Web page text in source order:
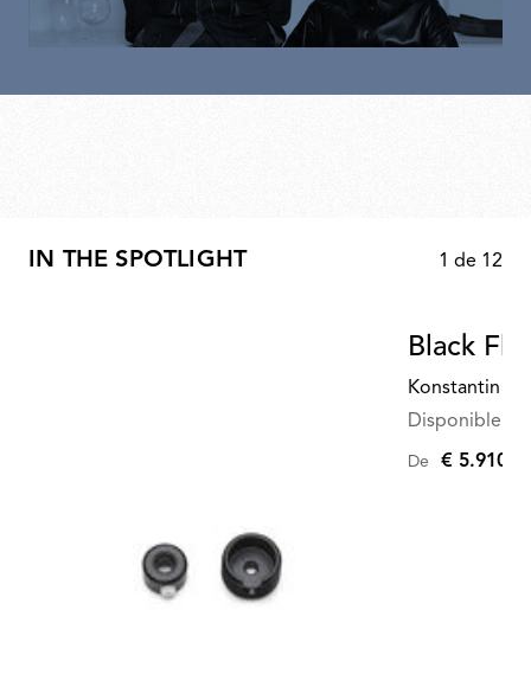
IN THE SPOTLIGHT 1 de 12
Black
Konstantin
Disponible en
De €